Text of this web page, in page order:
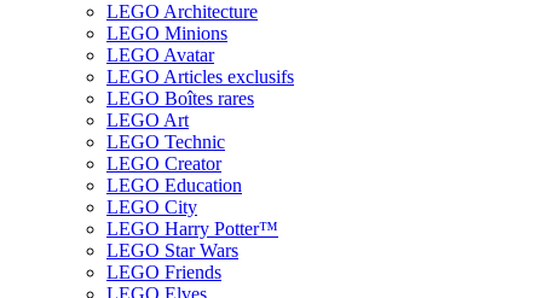
LEGO Architecture
LEGO Minions
LEGO Avatar
LEGO Articles exclusifs
LEGO Boîtes rares
LEGO Art
LEGO Technic
LEGO Creator
LEGO Education
LEGO City
LEGO Harry Potter™
LEGO Star Wars
LEGO Friends
LEGO Elves